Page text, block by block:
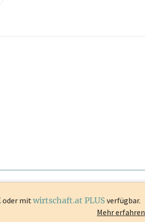
oder mit wirtschaft.at PLUS verfügbar.
Mehr erfahren